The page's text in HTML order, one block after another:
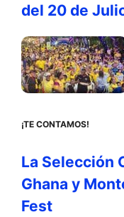
del 20 de
¡TE CONTAMOS!
La Selección
Ghana y
Fest